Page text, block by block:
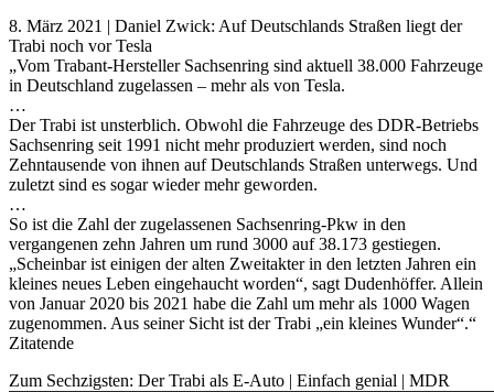
8. März 2021 | Daniel Zwick: Auf Deutschlands Straßen liegt der
Trabi noch vor Tesla
„Vom Trabant-Hersteller Sachsenring sind aktuell 38.000 Fahrzeuge
in Deutschland zugelassen – mehr als von Tesla.
…
Der Trabi ist unsterblich. Obwohl die Fahrzeuge des DDR-Betriebs
Sachsenring seit 1991 nicht mehr produziert werden, sind noch
Zehntausende von ihnen auf Deutschlands Straßen unterwegs. Und
zuletzt sind es sogar wieder mehr geworden.
…
So ist die Zahl der zugelassenen Sachsenring-Pkw in den
vergangenen zehn Jahren um rund 3000 auf 38.173 gestiegen.
„Scheinbar ist einigen der alten Zweitakter in den letzten Jahren ein
kleines neues Leben eingehaucht worden“, sagt Dudenhöffer. Allein
von Januar 2020 bis 2021 habe die Zahl um mehr als 1000 Wagen
zugenommen. Aus seiner Sicht ist der Trabi „ein kleines Wunder“.“
Zitatende
Zum Sechzigsten: Der Trabi als E-Auto | Einfach genial | MDR